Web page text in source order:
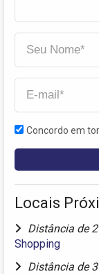
Concordo em
Locais
Distância de
Shopping
Distância de